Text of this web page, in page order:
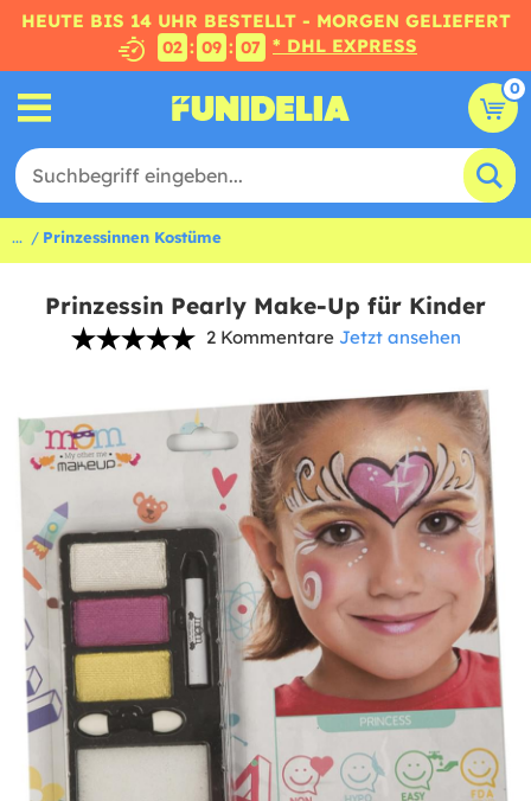
HEUTE BIS 14 UHR BESTELLT - MORGEN GELIEFERT
02 : 09 : 06 * DHL EXPRESS
0
... Prinzessinnen Kostüme
Prinzessin Pearly Make-Up für Kinder
2 Kommentare Jetzt ansehen